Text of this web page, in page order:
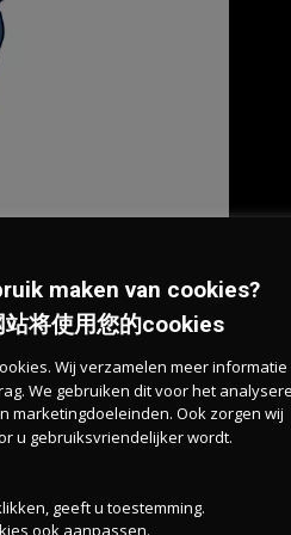
maken van cookies?
将使用您的cookies
Wij verzamelen meer informatie
We gebruiken dit voor het
marketingdoeleinden. Ook zorgen wij
u gebruiksvriendelijker wordt.
geeft u toestemming.
ook aanpassen.